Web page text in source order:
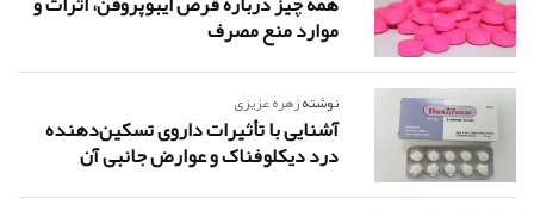
موارد منع مصرف
نوشتهزهره عزیزی
آشنایی با تأثیرات داروی تسکین‌دهنده
درد دیکلوفناک و عوارض جانبی آن